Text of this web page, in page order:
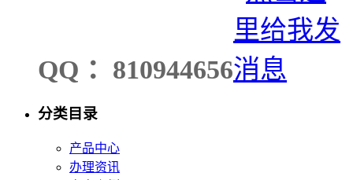
QQ ：810944656
分类目录
产品中心
办理资讯